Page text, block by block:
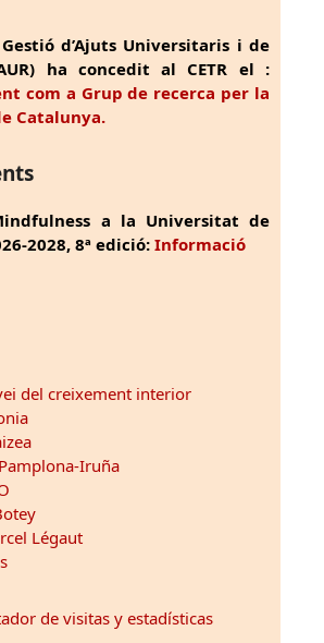
Gestió d’Ajuts Universitaris i de
ha concedit al CETR el :
com a Grup de recerca per la
Catalunya.
a la Universitat de
2028, 8ª edició:Informació
del creixement interior
Iruña
Légaut